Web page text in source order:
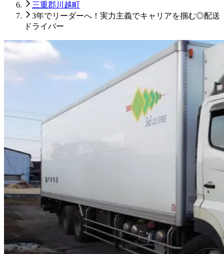
三重郡川越町
3年でリーダーへ！実力主義でキャリアを掴む◎配送
ドライバー